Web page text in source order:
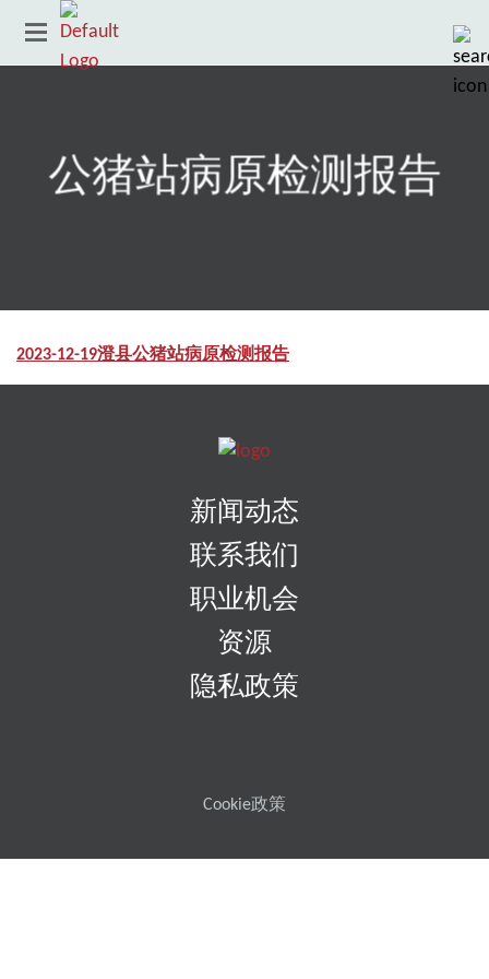
Country
公猪站病原检测报告
2023-12-19澄县公猪站病原检测报告
新闻动态
联系我们
职业机会
资源
隐私政策
Cookie政策